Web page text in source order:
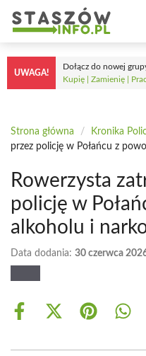
treści
UWAGA!
Dołącz do nowej
Kupię | Zamienię |
Strona główna / Kronika
przez policję w Połańcu z
Rowerzysta
policję w
alkoholu i
Data dodania: 30 czerwca
Share
Share
(Twitter)
Share